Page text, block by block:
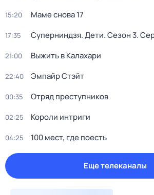
15:20 Маме снова 17
17:35 Суперниндзя. Дети. Сезон 3.
21:00 Выжить в Калaxари
22:40 Эмпайр Стэйт
00:35 Отряд пpеступникoв
02:25 Короли интриги
04:25 100 мест, где поесть
Еще телеканалы